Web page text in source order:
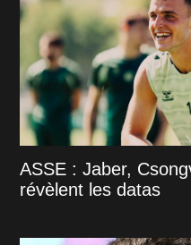
ASSE : Jaber,
révèlent les datas